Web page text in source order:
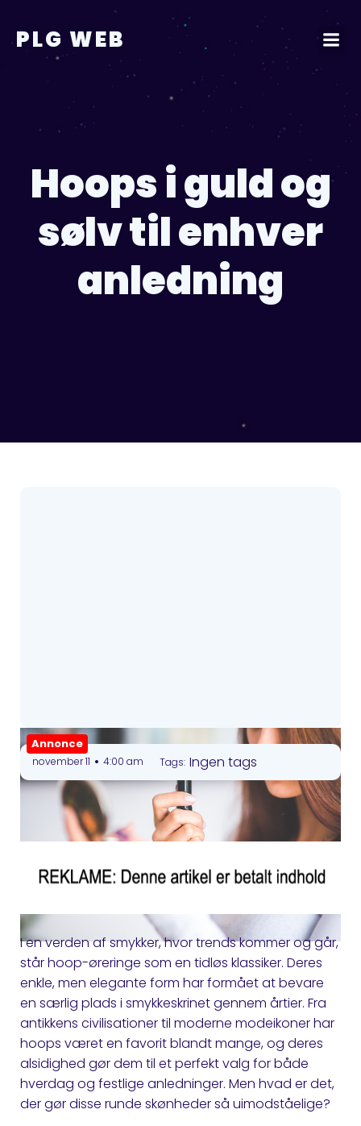
indholdPLG WEB
Hoops i guld og
sølv til enhver
anledning
Annonce
november 11 • 4:00 am Tags: Ingen tags
I en verden af smykker, hvor trends kommer og går,
står hoop-øreringe som en tidløs klassiker. Deres
enkle, men elegante form har formået at bevare
en særlig plads i smykkeskrinet gennem årtier. Fra
antikkens civilisationer til moderne modeikoner har
hoops været en favorit blandt mange, og deres
alsidighed gør dem til et perfekt valg for både
hverdag og festlige anledninger. Men hvad er det,
der gør disse runde skønheder så uimodståelige?